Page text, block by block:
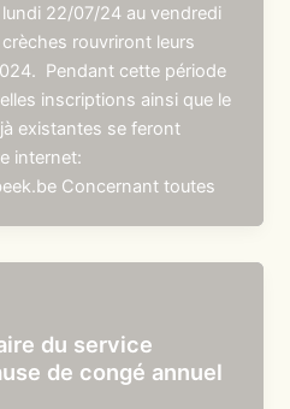
22/07/24 au vendredi
rouvriront leurs
Pendant cette période
inscriptions ainsi que le
existantes se feront
internet:
Concernant toutes
du service
de congé annuel